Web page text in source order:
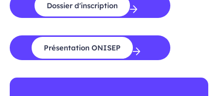
Dossier d'inscription
Présentation ONISEP